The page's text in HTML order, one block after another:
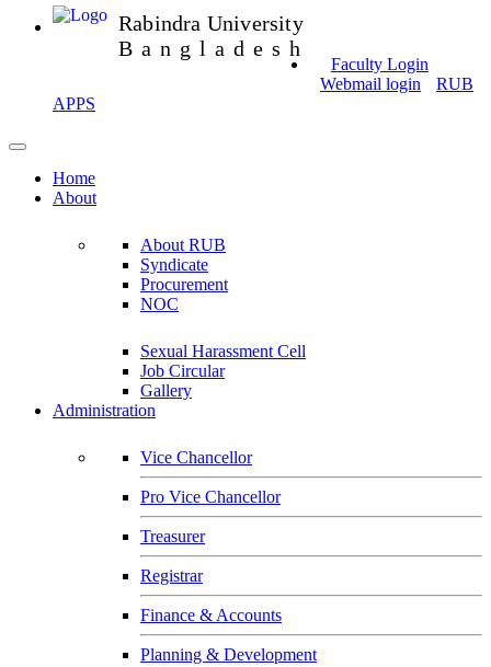
Rabindra University
Bangladesh
Faculty Login
Webmail login
RUB
APPS
Home
About
About RUB
Syndicate
Procurement
NOC
Sexual Harassment Cell
Job Circular
Gallery
Administration
Vice Chancellor
Pro Vice Chancellor
Treasurer
Registrar
Finance & Accounts
Planning & Development